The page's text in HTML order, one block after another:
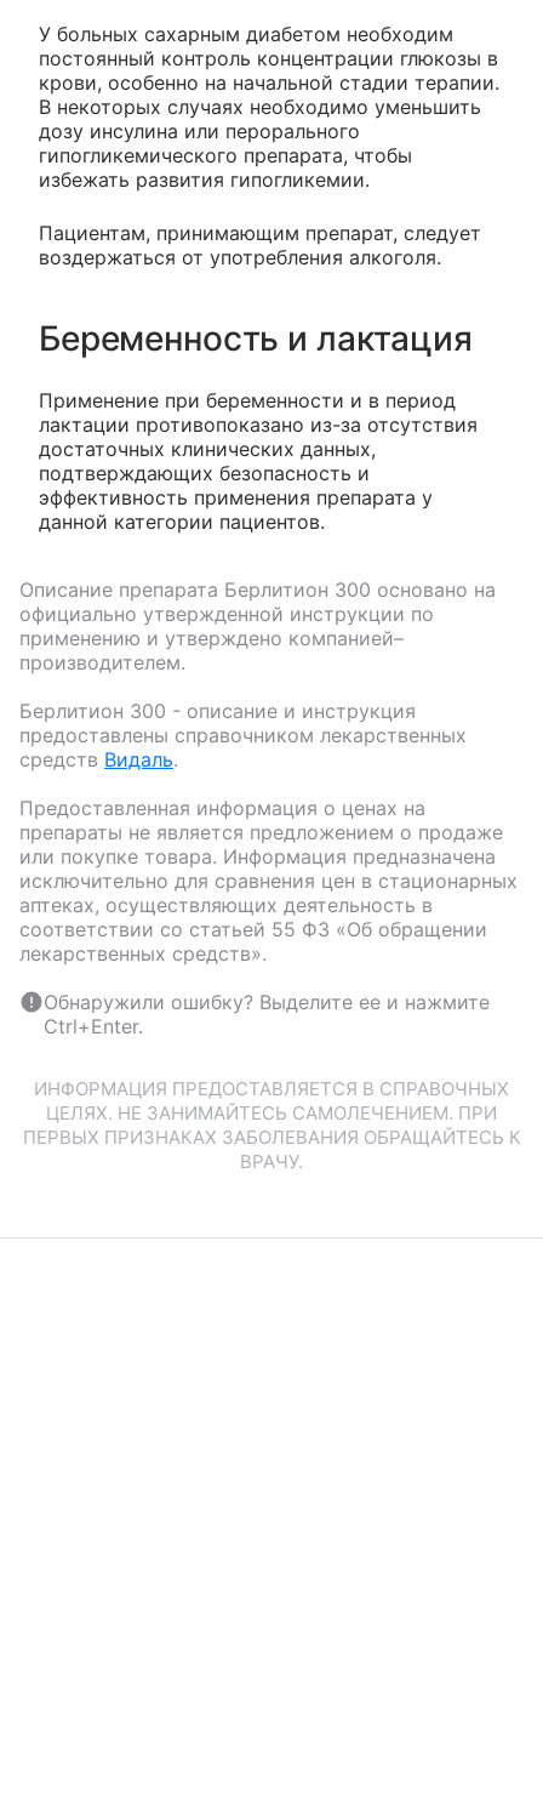
У больных сахарным диабетом необходим
постоянный контроль концентрации глюкозы в
крови, особенно на начальной стадии терапии.
В некоторых случаях необходимо уменьшить
дозу инсулина или перорального
гипогликемического препарата, чтобы
избежать развития гипогликемии.
Пациентам, принимающим препарат, следует
воздержаться от употребления алкоголя.
Беременность и лактация
Применение при беременности и в период
лактации противопоказано из-за отсутствия
достаточных клинических данных,
подтверждающих безопасность и
эффективность применения препарата у
данной категории пациентов.
Описание препарата Берлитион 300 основано на
официально утвержденной инструкции по
применению и утверждено компанией–
производителем.
Берлитион 300 - описание и инструкция
предоставлены справочником лекарственных
средств Видаль.
Предоставленная информация о ценах на
препараты не является предложением о продаже
или покупке товара. Информация предназначена
исключительно для сравнения цен в стационарных
аптеках, осуществляющих деятельность в
соответствии со статьей 55 ФЗ «Об обращении
лекарственных средств».
Обнаружили ошибку? Выделите ее и нажмите
Ctrl+Enter.
ИНФОРМАЦИЯ ПРЕДОСТАВЛЯЕТСЯ В СПРАВОЧНЫХ
ЦЕЛЯХ. НЕ ЗАНИМАЙТЕСЬ САМОЛЕЧЕНИЕМ. ПРИ
ПЕРВЫХ ПРИЗНАКАХ ЗАБОЛЕВАНИЯ ОБРАЩАЙТЕСЬ К
ВРАЧУ.